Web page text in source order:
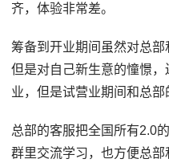
齐，体验非常差。
筹备到开业期间虽然对总部
但是对自己新生意的憧憬
业，但是试营业期间和总部
总部的客服把全国所有2.0
群里交流学习，也方便总